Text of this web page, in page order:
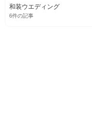
和装ウエディング
6件の記事